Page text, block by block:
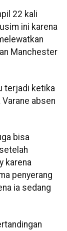
22 kali
ini karena
Manchester
terjadi ketika
absen
bisa
karena
penyerang
ia sedang